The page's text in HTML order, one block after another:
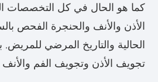
كما هو الحال في كل التخصصات
الأذن والأنف والحنجرة الفحص
الحالية والتاريخ المرضي
تجويف الأذن وتجويف الفم والأنف